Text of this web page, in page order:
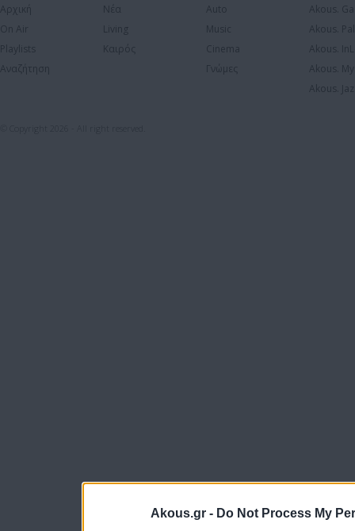
Akous.gr - Do Not Process My
Αρχική
On Air
Playlists
Αναζήτηση
Νέα
Living
Καιρός
Auto
Music
Cinema
Γνώμες
Akous.
Akous.
Akous.
Akous.
Akous.